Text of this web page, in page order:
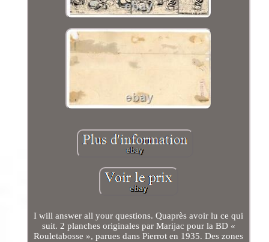
I will answer all your questions. Quaprès avoir lu ce qui
suit. 2 planches originales par Marijac pour la BD «
Rouletabosse », parues dans Pierrot en 1935. Des zones